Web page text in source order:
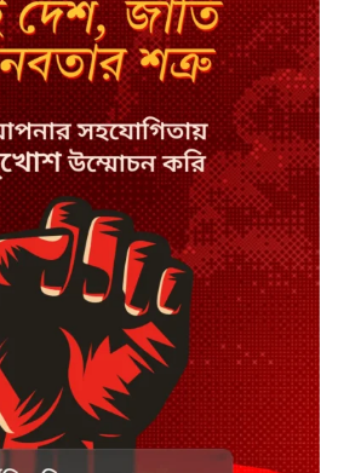
সিরাজগঞ্জে বাস ট্রাক দুর্ঘটনা, চালকসহ
নিহত ২
স্পিকারের নামে জাল ডিও, প্রতারণার
অভিযোগে এসিল্যান্ডের বিরুদ্ধে মামলা
সাদা না বাদামি চিনি, কোনটি ভালো?
হাসানের ৪ উইকেটের দিনে ধুঁকছে
বাংলাদেশ